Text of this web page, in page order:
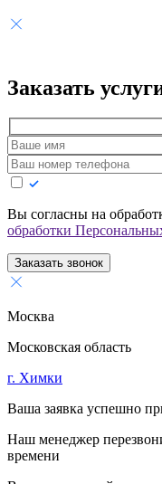
Заказать
Вы согласны на
обработки
Заказать звонок
Москва
Московская область
г. Химки
Ваша заявка успешно
Наш менеджер
времени